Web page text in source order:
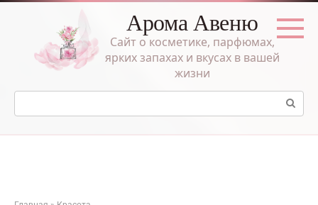
Перейти
Арома Авеню
Сайт о косметике, парфюмах,
ярких запахах и вкусах в вашей
жизни
Поиск: